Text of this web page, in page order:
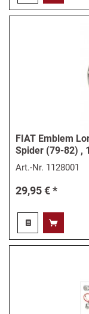
FIAT Emblem
Spider (79-82) ,
Art.-Nr. 1128001
29,95 € *